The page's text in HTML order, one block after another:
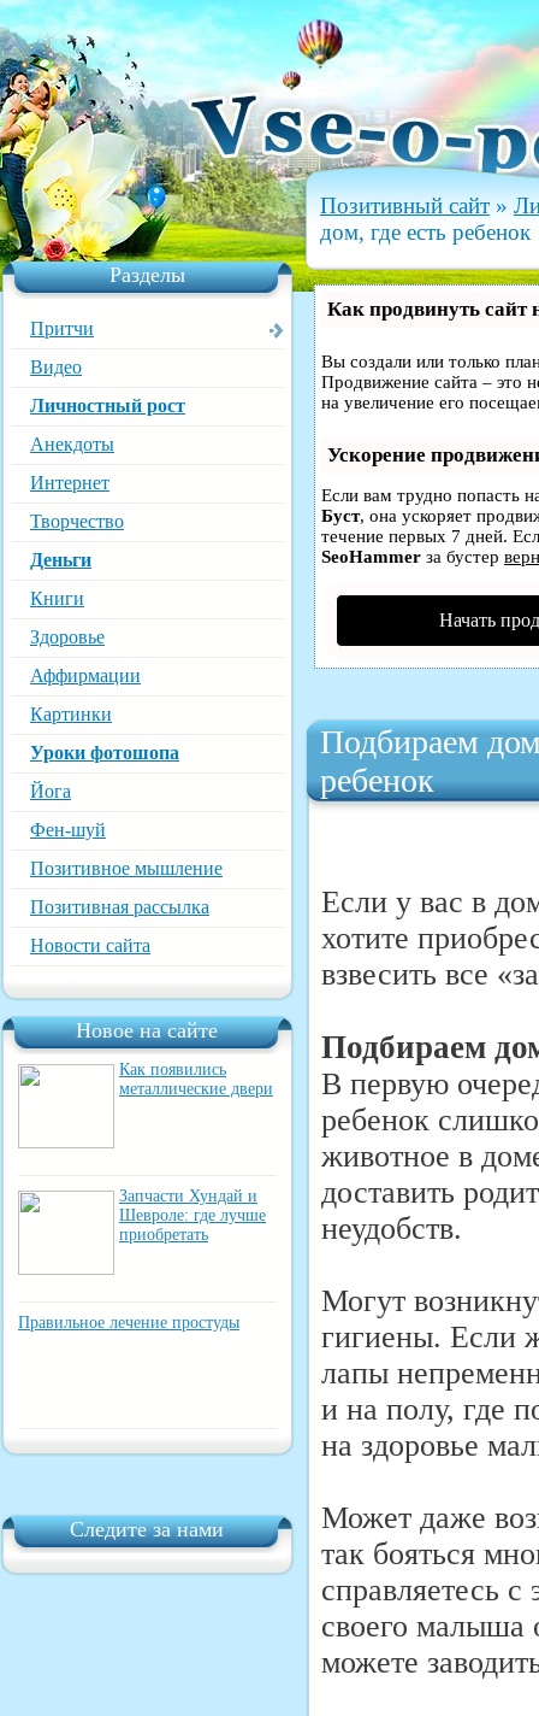
Разделы
Притчи
Видео
Личностный рост
Анекдоты
Интернет
Творчество
Деньги
Книги
Здоровье
Аффирмации
Картинки
Уроки фотошопа
Йога
Фен-шуй
Позитивное мышление
Позитивная рассылка
Новости сайта
Новое на сайте
Как появились
металлические двери
Запчасти Хундай и
Шевроле: где лучше
приобретать
Правильное лечение простуды
Следите за нами
Позитивный сайт »
дом, где есть ребенок
Как продвинуть сайт
Вы создали или только
Продвижение сайта – это
на увеличение его
Ускорение
Если вам трудно попасть
Буст, она ускоряет
течение первых 7 дней.
SeoHammer за бустер
Начать
Подбираем
ребенок
Если у вас в
хотите
взвесить все
Подбираем
В первую
ребенок
животное в
доставить
неудобств.
Могут
гигиены. Если
лапы
и на полу, где
на здоровье
Может даже
так бояться
справляетесь с
своего малыша
можете